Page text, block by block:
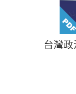
台灣